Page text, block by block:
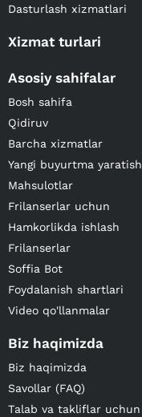
Dasturlash xizmatlari
Xizmat turlari
Asosiy sahifalar
Bosh sahifa
Qidiruv
Barcha xizmatlar
Yangi buyurtma yaratish
Mahsulotlar
Frilanserlar uchun
Hamkorlikda ishlash
Frilanserlar
Soffia Bot
Foydalanish shartlari
Video qo'llanmalar
Biz haqimizda
Biz haqimizda
Savollar (FAQ)
Talab va takliflar uchun